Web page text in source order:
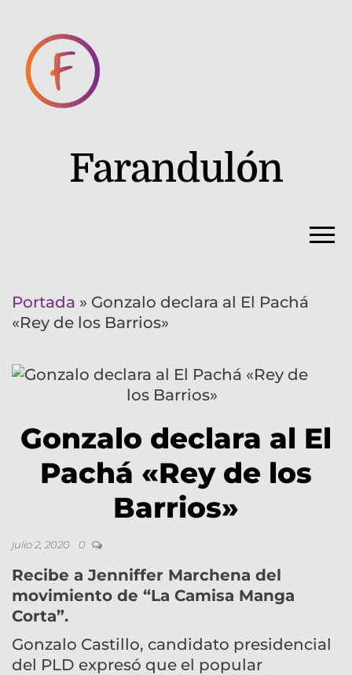
Farandulón
Portada » Gonzalo declara al El Pachá
«Rey de los Barrios»
Gonzalo declara al El
Pachá «Rey de los
Barrios»
julio 2, 2020 0
Recibe a Jenniffer Marchena del
movimiento de “La Camisa Manga
Corta”.
Gonzalo Castillo, candidato presidencial
del PLD expresó que el popular